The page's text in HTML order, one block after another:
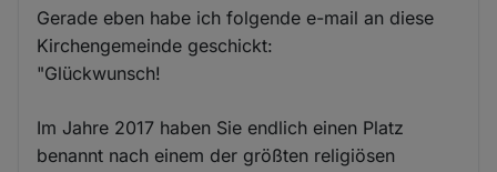
Gerade eben habe ich folgende e-mail an diese
Kirchengemeinde geschickt:
"Glückwunsch!
Im Jahre 2017 haben Sie endlich einen Platz
benannt nach einem der größten religiösen